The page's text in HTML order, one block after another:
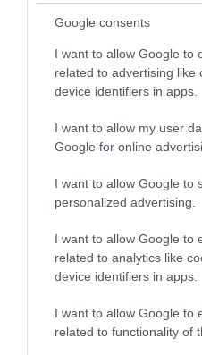
Google consents
I want to allow Google to
related to advertising like
device identifiers in apps.
I want to allow my user
Google for online
I want to allow Google to
personalized advertising.
I want to allow Google to
related to analytics like
device identifiers in apps.
I want to allow Google to
related to functionality of